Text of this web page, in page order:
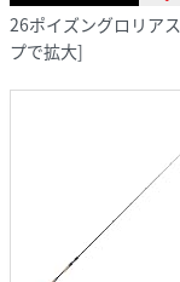
26ポイズングロリアス
プで拡大]